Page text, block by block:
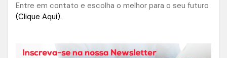
Entre em contato e escolha o melhor para o seu futuro
(Clique Aqui).